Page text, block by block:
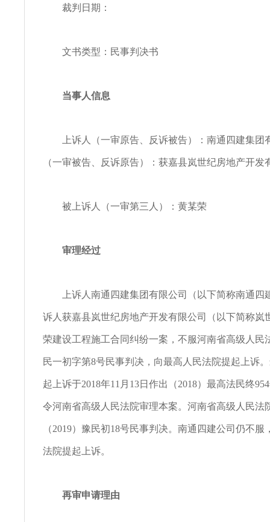
裁判日期：
文书类型：民事判决书
当事人信息
上诉人（一审原告、反诉被告）：南通四建集团
（一审被告、反诉原告）：获嘉县岚世纪房地产开发
被上诉人（一审第三人）：黄某荣
审理经过
上诉人南通四建集团有限公司（以下简称南通四
诉人获嘉县岚世纪房地产开发有限公司（以下简称岚
荣建设工程施工合同纠纷一案，不服河南省高级人民
民一初字第8号民事判决，向最高人民法院提起上诉
起上诉于2018年11月13日作出（2018）最高法民终
令河南省高级人民法院审理本案。河南省高级人民法
（2019）豫民初18号民事判决。南通四建公司仍不
法院提起上诉。
再审申请理由